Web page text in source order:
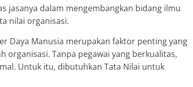
jasanya dalam mengembangkan bidang ilmu
nilai organisasi.
Daya Manusia merupakan faktor penting yang
organisasi. Tanpa pegawai yang berkualitas,
Untuk itu, dibutuhkan Tata Nilai untuk